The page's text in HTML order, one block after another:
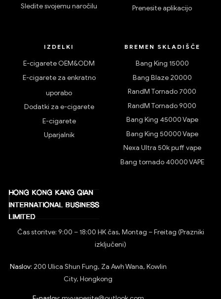
Sledite svojemu naročilu
Prenesite aplikacijo
IZDELKI
E-cigarete OEM&ODM
E-cigarete za enkratno
uporabo
Dodatki za e-cigarete
E-cigarete
Uparjalnik
BREMEN SKLADIŠČE
Bang King 15000
Bang Blaze 20000
RandM Tornado 7000
RandM Tornado 9000
Bang King 45000 Vape
Bang King 50000 Vape
Nexa Ultra 50k puff vape
Bang tornado 40000 VAPE
Čas storitve: 9:00 – 18:00 HK čas, Montag – Freitag (Prazniki
izključeni)
Naslov: 200 Ulica Shun Fung, Za Awh Wana, Kowlin
City, Hongkong